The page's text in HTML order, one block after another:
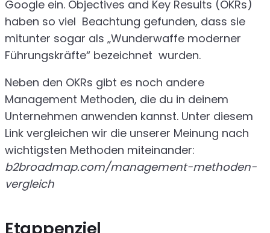
Google ein. Objectives and Key Results (OKRs)
haben so viel Beachtung gefunden, dass sie
mitunter sogar als „Wunderwaffe moderner
Führungskräfte“ bezeichnet wurden.
Neben den OKRs gibt es noch andere
Management Methoden, die du in deinem
Unternehmen anwenden kannst. Unter diesem
Link vergleichen wir die unserer Meinung nach
wichtigsten Methoden miteinander:
b2broadmap.com/management-methoden-
vergleich